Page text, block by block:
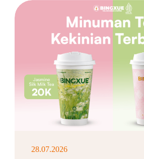
28.07.2026